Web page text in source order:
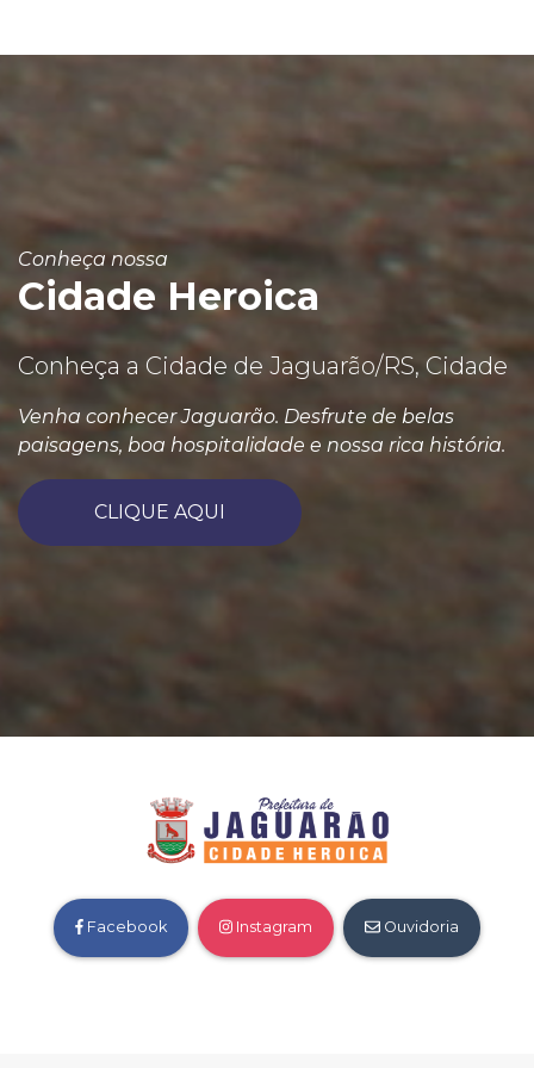
Conheça nossa
Cidade Heroica
Conheça a Cidade de Jaguarão/RS, Cidade
Venha conhecer Jaguarão. Desfrute de belas
paisagens, boa hospitalidade e nossa rica história.
CLIQUE AQUI
Facebook Instagram Ouvidoria